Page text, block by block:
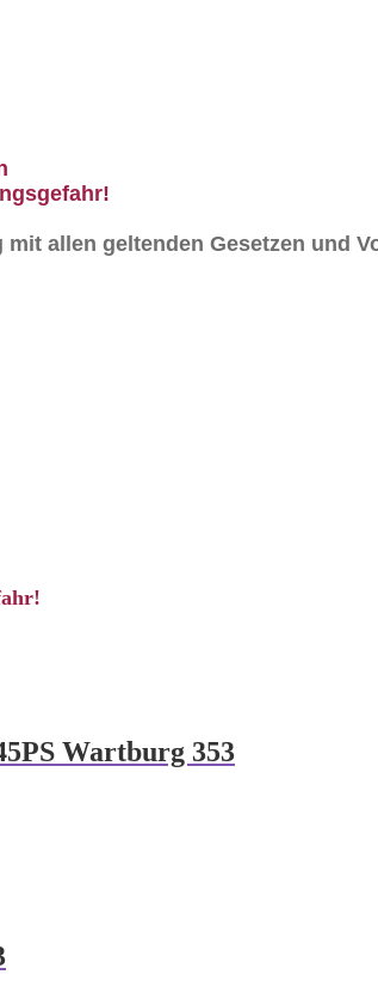
allen geltenden Gesetzen und
Wartburg 353